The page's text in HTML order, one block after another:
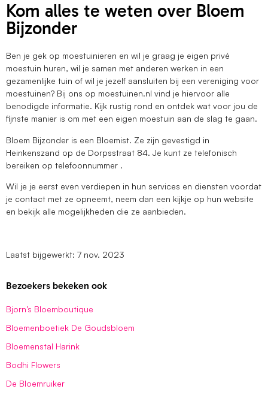
Kom alles te weten over Bloem
Bijzonder
Ben je gek op moestuinieren en wil je graag je eigen privé
moestuin huren, wil je samen met anderen werken in een
gezamenlijke tuin of wil je jezelf aansluiten bij een vereniging voor
moestuinen? Bij ons op moestuinen.nl vind je hiervoor alle
benodigde informatie. Kijk rustig rond en ontdek wat voor jou de
fijnste manier is om met een eigen moestuin aan de slag te gaan.
Bloem Bijzonder is een Bloemist. Ze zijn gevestigd in
Heinkenszand op de Dorpsstraat 84. Je kunt ze telefonisch
bereiken op telefoonnummer .
Wil je je eerst even verdiepen in hun services en diensten voordat
je contact met ze opneemt, neem dan een kijkje op hun website
en bekijk alle mogelijkheden die ze aanbieden.
Laatst bijgewerkt: 7 nov. 2023
Bezoekers bekeken ook
Bjorn’s Bloemboutique
Bloemenboetiek De Goudsbloem
Bloemenstal Harink
Bodhi Flowers
De Bloemruiker